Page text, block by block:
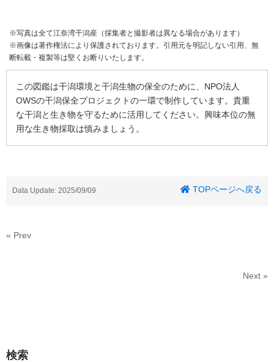
※写真は全て江奈湾干潟産（採集者と撮影者は異なる場合があります）
※画像は著作権法により保護されております。引用元を明記しない引用、無
断転載・複製等は堅くお断りいたします。
この図鑑は干潟環境と干潟生物の保全のために、NPO法人
OWSの干潟保全プロジェクトの一環で制作しています。貴重
な干潟と生き物を守るために活用してください。興味本位の無
用な生き物採取は慎みましょう。
Data Update: 2025/09/09 TOPページへ戻る
« Prev
Next »
検索